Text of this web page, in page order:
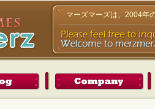
マーズマーズは、2004年